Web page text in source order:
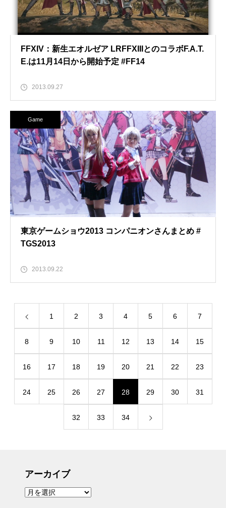
FFXIV：新生エオルゼア LRFFXIIIとのコラボF.A.T.
E.は11月14日から開始予定 #FF14
2013.09.27
Game
東京ゲームショウ2013 コンパニオンさんまとめ #
TGS2013
2013.09.22
1 2 3 4 5 6 7
8 9 10 11 12 13 14 15
16 17 18 19 20 21 22 23
24 25 26 27 28 29 30 31
32 33 34
アーカイブ
ア
ー